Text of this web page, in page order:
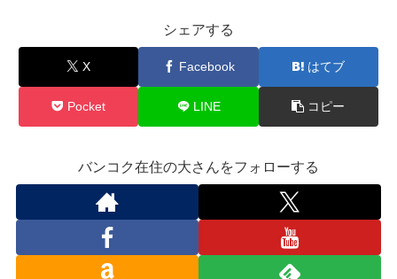
シェアする
X Facebook はてブ
Pocket LINE コピー
バンコク在住の大さんをフォローする